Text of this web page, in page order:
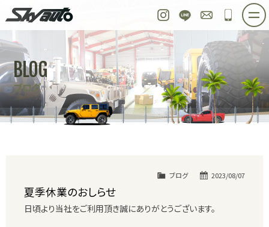
Instagram
LINE お問い合わせ
048-
ホーム 在庫車情報 ご購入プラン
整備作業実例 パーツ販売 買取＆オーダー
店舗紹介 工場紹介 会社概要
スタッフ紹介 求人情報 公式ブログ
BLOG
ブログ
2023/08/07
ブログ
夏季休業のおしらせ
日頃より当社をご利用頂き誠にありがとうございます。